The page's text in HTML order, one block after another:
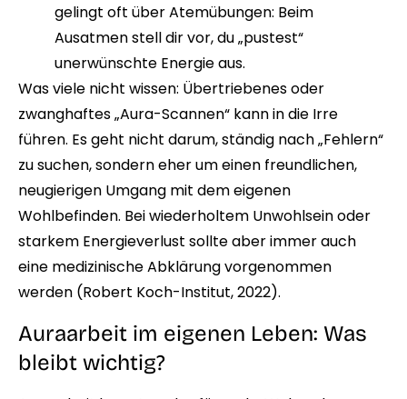
gelingt oft über Atemübungen: Beim
Ausatmen stell dir vor, du „pustest“
unerwünschte Energie aus.
Was viele nicht wissen: Übertriebenes oder
zwanghaftes „Aura-Scannen“ kann in die Irre
führen. Es geht nicht darum, ständig nach „Fehlern“
zu suchen, sondern eher um einen freundlichen,
neugierigen Umgang mit dem eigenen
Wohlbefinden. Bei wiederholtem Unwohlsein oder
starkem Energieverlust sollte aber immer auch
eine medizinische Abklärung vorgenommen
werden (Robert Koch-Institut, 2022).
Auraarbeit im eigenen Leben: Was
bleibt wichtig?